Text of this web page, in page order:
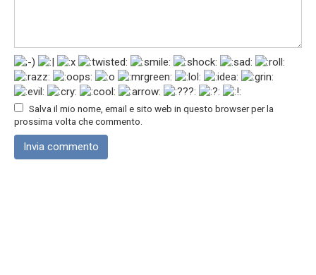
Salva il mio nome, email e sito web in questo browser per la
prossima volta che commento.